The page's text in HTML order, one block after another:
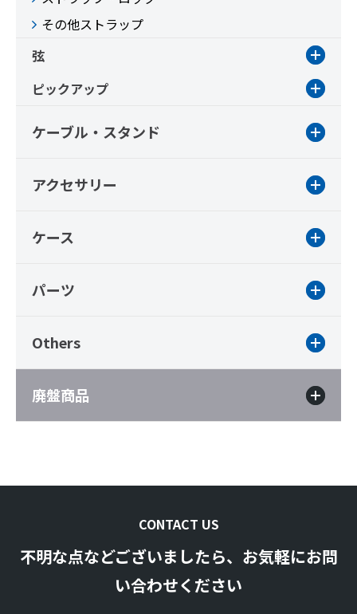
その他ストラップ
弦
ピックアップ
ケーブル・スタンド
アクセサリー
ケース
パーツ
Others
廃盤商品
CONTACT US
不明な点などございましたら、お気軽にお問
い合わせください